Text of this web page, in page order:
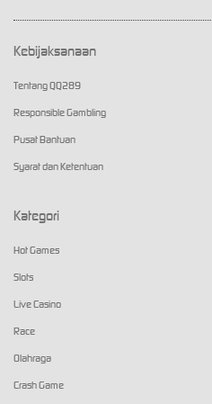
Kebijaksanaan
Tentang QQ289
Responsible Gambling
Pusat Bantuan
Syarat dan Ketentuan
Kategori
Hot Games
Slots
Live Casino
Race
Olahraga
Crash Game